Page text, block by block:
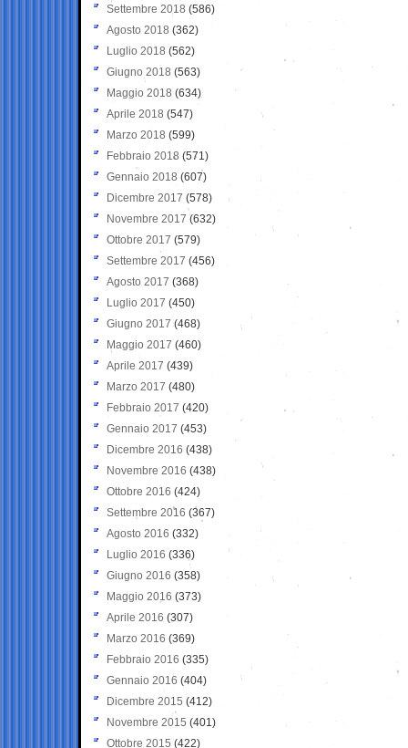
Settembre 2018 (586)
Agosto 2018 (362)
Luglio 2018 (562)
Giugno 2018 (563)
Maggio 2018 (634)
Aprile 2018 (547)
Marzo 2018 (599)
Febbraio 2018 (571)
Gennaio 2018 (607)
Dicembre 2017 (578)
Novembre 2017 (632)
Ottobre 2017 (579)
Settembre 2017 (456)
Agosto 2017 (368)
Luglio 2017 (450)
Giugno 2017 (468)
Maggio 2017 (460)
Aprile 2017 (439)
Marzo 2017 (480)
Febbraio 2017 (420)
Gennaio 2017 (453)
Dicembre 2016 (438)
Novembre 2016 (438)
Ottobre 2016 (424)
Settembre 2016 (367)
Agosto 2016 (332)
Luglio 2016 (336)
Giugno 2016 (358)
Maggio 2016 (373)
Aprile 2016 (307)
Marzo 2016 (369)
Febbraio 2016 (335)
Gennaio 2016 (404)
Dicembre 2015 (412)
Novembre 2015 (401)
Ottobre 2015 (422)